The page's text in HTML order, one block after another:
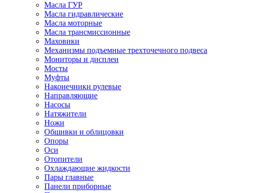
Масла ГУР
Масла гидравлические
Масла моторные
Масла трансмиссионные
Маховики
Механизмы подъемные трехточечного подвеса
Мониторы и дисплеи
Мосты
Муфты
Наконечники рулевые
Направляющие
Насосы
Натяжители
Ножи
Обшивки и облицовки
Опоры
Оси
Отопители
Охлаждающие жидкости
Пары главные
Панели приборные